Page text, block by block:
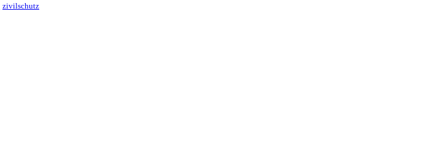
zivilschutz